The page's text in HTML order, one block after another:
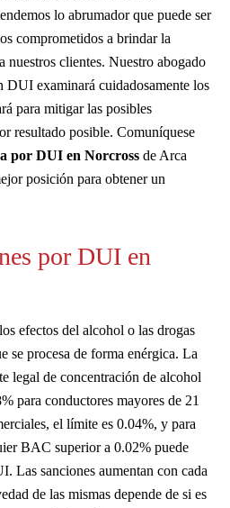
lo abrumador que puede ser
comprometidos a brindar la
nuestros clientes. Nuestro abogado
DUI examinará cuidadosamente los
para mitigar las posibles
resultado posible. Comuníquese
por DUI en Norcross de Arca
posición para obtener un
por DUI en
efectos del alcohol o las drogas
se procesa de forma enérgica. La
legal de concentración de alcohol
para conductores mayores de 21
el límite es 0.04%, y para
BAC superior a 0.02% puede
Las sanciones aumentan con cada
de las mismas depende de si es